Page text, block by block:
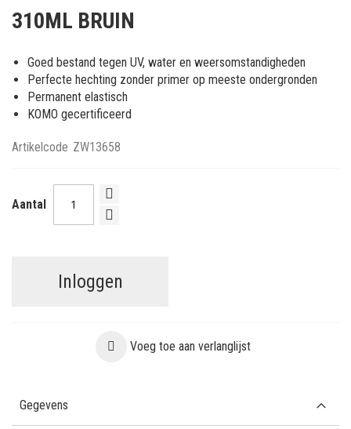
van
afbeeldingen-
gallerij
310ML BRUIN
Goed bestand tegen UV, water en weersomstandigheden
Perfecte hechting zonder primer op meeste ondergronden
Permanent elastisch
KOMO gecertificeerd
Artikelcode ZW13658
Aantal
Inloggen
Voeg toe aan verlanglijst
Gegevens